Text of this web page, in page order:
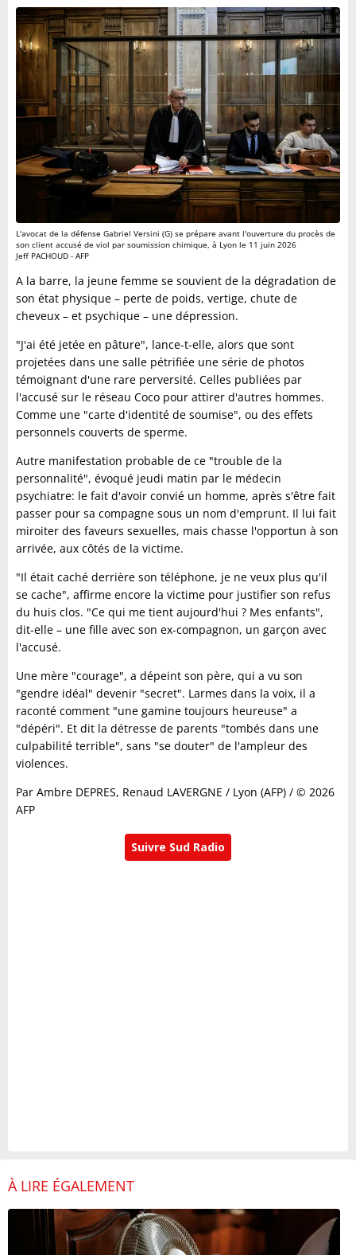
L'avocat de la défense Gabriel Versini (G) se prépare avant l'ouverture du procès de
son client accusé de viol par soumission chimique, à Lyon le 11 juin 2026
Jeff PACHOUD - AFP
A la barre, la jeune femme se souvient de la dégradation de
son état physique – perte de poids, vertige, chute de
cheveux – et psychique – une dépression.
"J'ai été jetée en pâture", lance-t-elle, alors que sont
projetées dans une salle pétrifiée une série de photos
témoignant d'une rare perversité. Celles publiées par
l'accusé sur le réseau Coco pour attirer d'autres hommes.
Comme une "carte d'identité de soumise", ou des effets
personnels couverts de sperme.
Autre manifestation probable de ce "trouble de la
personnalité", évoqué jeudi matin par le médecin
psychiatre: le fait d'avoir convié un homme, après s'être fait
passer pour sa compagne sous un nom d'emprunt. Il lui fait
miroiter des faveurs sexuelles, mais chasse l'opportun à son
arrivée, aux côtés de la victime.
"Il était caché derrière son téléphone, je ne veux plus qu'il
se cache", affirme encore la victime pour justifier son refus
du huis clos. "Ce qui me tient aujourd'hui ? Mes enfants",
dit-elle – une fille avec son ex-compagnon, un garçon avec
l'accusé.
Une mère "courage", a dépeint son père, qui a vu son
"gendre idéal" devenir "secret". Larmes dans la voix, il a
raconté comment "une gamine toujours heureuse" a
"dépéri". Et dit la détresse de parents "tombés dans une
culpabilité terrible", sans "se douter" de l'ampleur des
violences.
Par Ambre DEPRES, Renaud LAVERGNE / Lyon (AFP) / © 2026
AFP
Suivre Sud Radio
À LIRE ÉGALEMENT